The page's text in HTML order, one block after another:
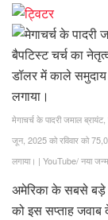
मेगाचर्च के पादरी जमाल
जून, 2025 को रविवार को
लगाया। | YouTube/ नया
अमेरिका के सबसे बड़े
को इस सप्ताह जवाब